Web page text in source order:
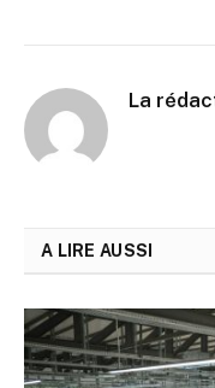
La
A LIRE AUSSI